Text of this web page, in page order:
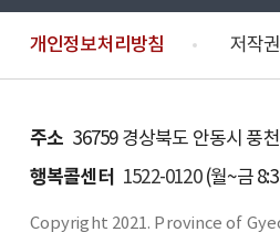
개인정보처리방침 저작
주소 36759 경상북도 안동시 풍
행복콜센터 1522-0120(월~금
Copyright 2021. Province of